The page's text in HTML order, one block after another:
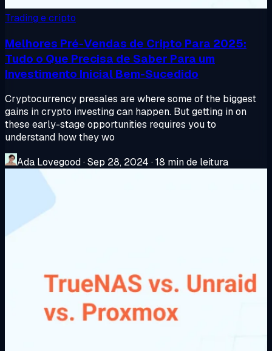
Trading e cripto
Melhores Pré-Vendas de Cripto Para 2025:
Tudo o Que Precisa de Saber Para um
Investimento Inicial Bem-Sucedido
Cryptocurrency presales are where some of the biggest
gains in crypto investing can happen. But getting in on
these early-stage opportunities requires you to
understand how they wo
Ada Lovegood·Sep 28, 2024 ·18 min de leitura